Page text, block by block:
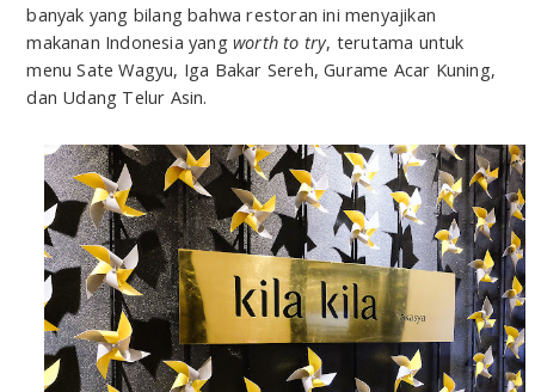
banyak yang bilang bahwa restoran ini menyajikan
makanan Indonesia yang worth to try, terutama untuk
menu Sate Wagyu, Iga Bakar Sereh, Gurame Acar Kuning,
dan Udang Telur Asin.